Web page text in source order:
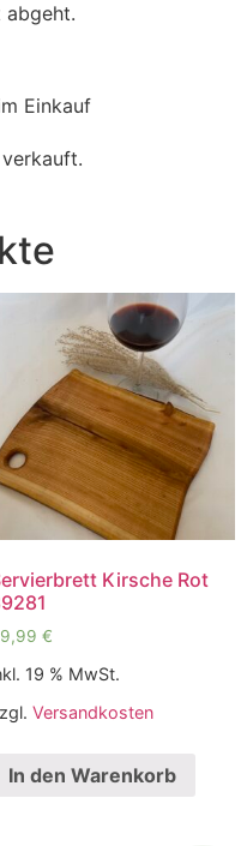
abgeht.
Einkauf
Kirsche Rot
€
19 % MwSt.
Versandkosten
In den Warenkorb